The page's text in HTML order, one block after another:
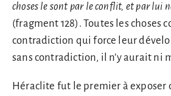
choses le sont par le conflit, et par lui
(fragment 128). Toutes les choses
contradiction qui force leur
sans contradiction, il n’y aurait ni
Héraclite fut le premier à exposer